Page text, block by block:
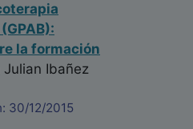
la formación
Julian Ibañez
30/12/2015